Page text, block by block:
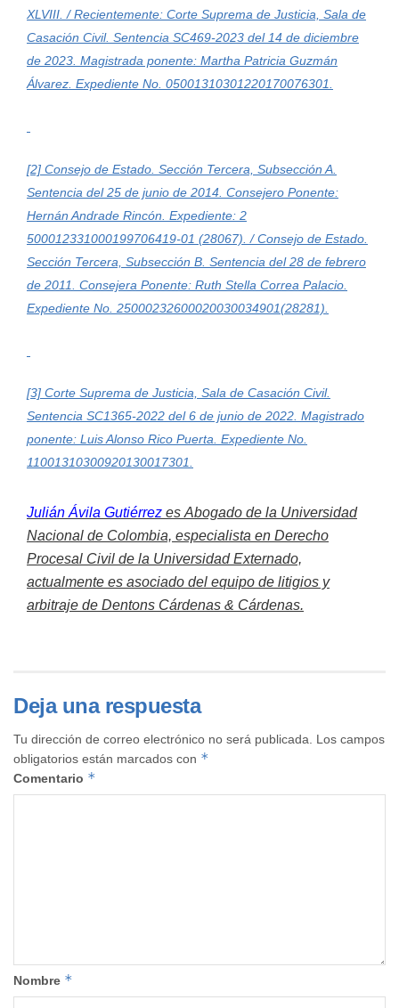
XLVIII. / Recientemente: Corte Suprema de Justicia, Sala de
Casación Civil. Sentencia SC469-2023 del 14 de diciembre
de 2023. Magistrada ponente: Martha Patricia Guzmán
Álvarez. Expediente No. 05001310301220170076301.
[2] Consejo de Estado. Sección Tercera, Subsección A.
Sentencia del 25 de junio de 2014. Consejero Ponente:
Hernán Andrade Rincón. Expediente: 2
500012331000199706419-01 (28067). / Consejo de Estado.
Sección Tercera, Subsección B. Sentencia del 28 de febrero
de 2011. Consejera Ponente: Ruth Stella Correa Palacio.
Expediente No. 25000232600020030034901(28281).
[3] Corte Suprema de Justicia, Sala de Casación Civil.
Sentencia SC1365-2022 del 6 de junio de 2022. Magistrado
ponente: Luis Alonso Rico Puerta. Expediente No.
11001310300920130017301.
Julián Ávila Gutiérrez es Abogado de la Universidad
Nacional de Colombia, especialista en Derecho
Procesal Civil de la Universidad Externado,
actualmente es asociado del equipo de litigios y
arbitraje de Dentons Cárdenas & Cárdenas.
Deja una respuesta
Tu dirección de correo electrónico no será publicada. Los campos
obligatorios están marcados con *
Comentario *
Nombre *